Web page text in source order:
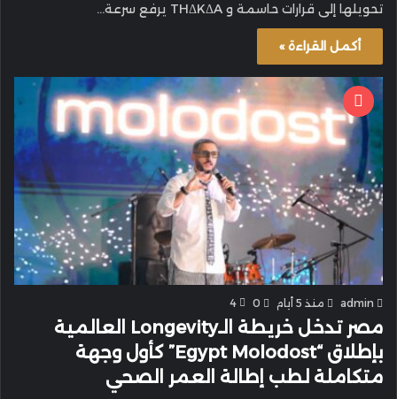
تحويلها إلى قرارات حاسمة و THΔKΔA يرفع سرعة…
أكمل القراءة »
admin منذ 5 أيام 0
4
مصر تدخل خريطة الـLongevity العالمية
بإطلاق “Egypt Molodost” كأول وجهة
متكاملة لطب إطالة العمر الصحي